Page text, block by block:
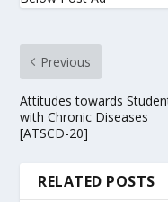
Previous
Attitudes towards
with Chronic Diseases
[ATSCD-20]
RELATED POSTS